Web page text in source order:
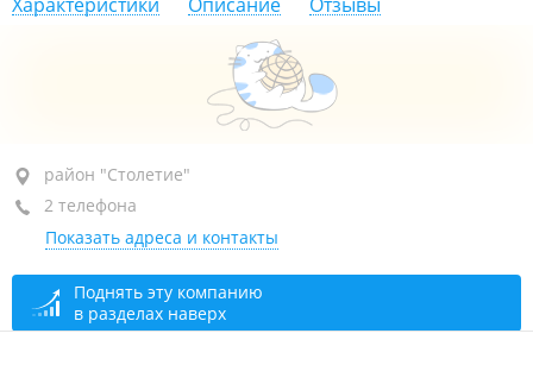
район "Столетие", ул. Волховская, 29
оф. 313
+7 924 231-81-19
+7 (423) 233-67-95
открыто, закроется через 23 мин.
район "Столетие"
2 телефона
Показать адреса и контакты
Поднять эту компанию
в разделах наверх